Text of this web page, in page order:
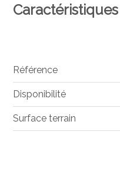
Caractéristiques
Référence
Disponibilité
Surface terrain